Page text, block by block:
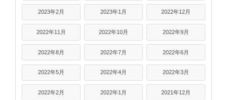
2023年2月 2023年1月 2022年12月
2022年11月 2022年10月 2022年9月
2022年8月 2022年7月 2022年6月
2022年5月 2022年4月 2022年3月
2022年2月 2022年1月 2021年12月